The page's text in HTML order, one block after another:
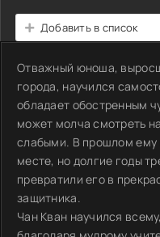
Добавить в список
Отважный юноша,
города, научился
обладает обостренным
может молча смотреть
слабыми. В прошлом ему
месте, но долгие годы
превратили его в
защитника.
Чан Кван научился